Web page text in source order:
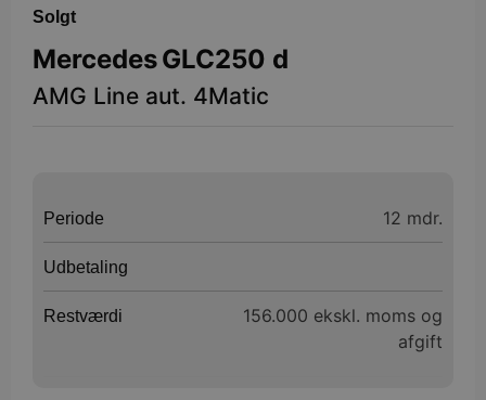
Solgt
MercedesGLC250 d
AMG Line aut. 4Matic
Periode 12 mdr.
Udbetaling
Restværdi
156.000 ekskl. moms og
afgift